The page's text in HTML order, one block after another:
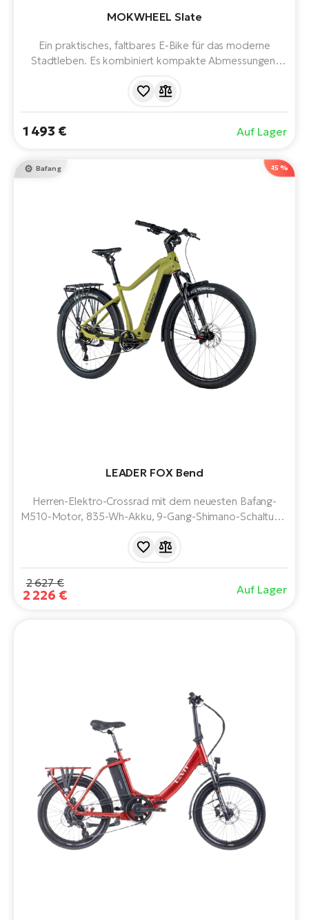
MOKWHEEL Slate
Ein praktisches, faltbares E-Bike für das moderne
Stadtleben. Es kombiniert kompakte Abmessungen,
Wahl für den täglichen Arbeitsweg, Reisen und
1 493 € Auf Lager
-15 %
Bafang
LEADER FOX Bend
Herren-Elektro-Crossrad mit dem neuesten Bafang-
M510-Motor, 835-Wh-Akku, 9-Gang-Shimano-Schaltung,
Bequeme 28"-Laufräder. Reichweite bis zu 140 km.
2 627 €
2 226 € Auf Lager